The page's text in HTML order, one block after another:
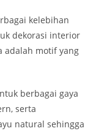
kelebihan
dekorasi interior
adalah motif yang
berbagai gaya
serta
natural sehingga